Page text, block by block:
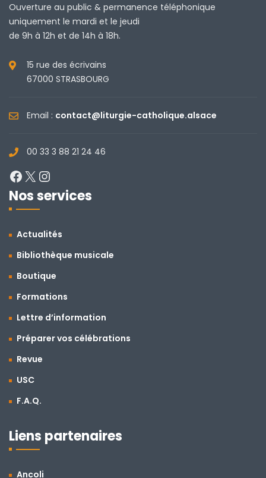
Ouverture au public & permanence téléphonique
uniquement le mardi et le jeudi
de 9h à 12h et de 14h à 18h.
15 rue des écrivains
67000 STRASBOURG
Email : contact@liturgie-catholique.alsace
00 33 3 88 21 24 46
Facebook
X
Nos services
Actualités
Bibliothèque musicale
Boutique
Formations
Lettre d’information
Préparer vos célébrations
Revue
USC
F.A.Q.
Liens partenaires
Ancoli